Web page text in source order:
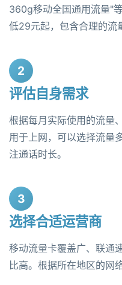
360g移动全国通用流量"
低29元起，包含合理的流
2
评估自身需求
根据每月实际使用的流量
用于上网，可以选择流量
注通话时长。
3
选择合适运营商
移动流量卡覆盖广、联通
比高。根据所在地区的网